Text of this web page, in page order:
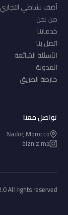
أضف نشاطي التجاري
من نحن
خدماتنا
اتصل بنا
الأسئلة الشائعة
المدونة
خارطة الطريق
تواصل معنا
Nador, Morocco
bizniz.ma
All rights reserved